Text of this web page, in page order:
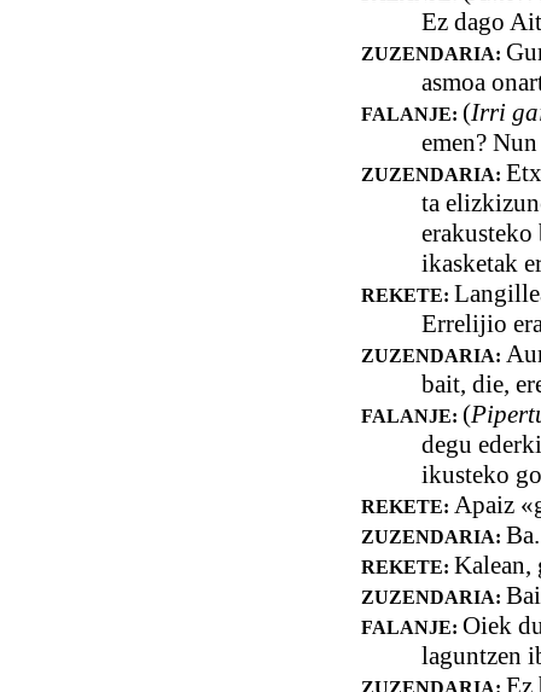
Ez dago
ZUZENDARIA:
asmoa
FALANJE: (Irri
emen?
ZUZENDARIA:
ta
erakusteko
ikasketak
REKETE:
Errelijio
ZUZENDARIA:
bait, die,
FALANJE: (
degu
ikusteko
REKETE: Apaiz
ZUZENDARIA:
REKETE: Kalean,
ZUZENDARIA:
FALANJE: Oiek
laguntzen
Ez